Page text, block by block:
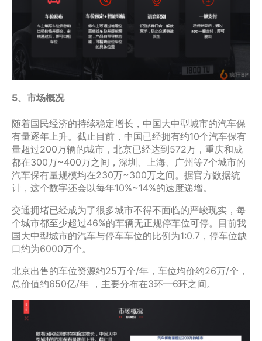
5、市场概况
随着国民经济的持续稳定增长，中国大中型城市的汽车保
有量逐年上升。截止目前，中国已经拥有约10个汽车保有
量超过200万辆的城市，北京已经达到572万，重庆和成
都在300万~400万之间，深圳、上海、广州等7个城市的
汽车保有量规模均在230万~300万之间。据官方数据统
计，这个数字还会以每年10%~14%的速度递增。
交通拥堵已经成为了很多城市不得不面临的严峻现实，每
个城市都至少超过46%的车辆无正规停车位可停。目前我
国大中型城市的汽车与停车车位的比例为1:0.7，停车位缺
口约为6000万个。
北京出售的车位资源约25万个/年，车位均价约26万/个，
总价值约650亿/年 ，主要分布在3环—6环之间。